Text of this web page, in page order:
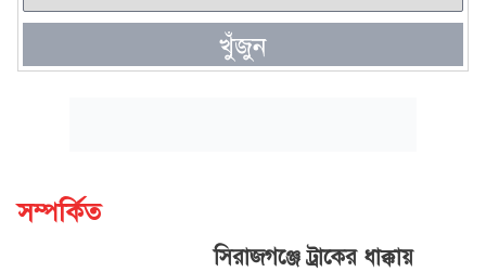
খুঁজুন
সম্পর্কিত
সিরাজগঞ্জে ট্রাকের ধাক্কায়